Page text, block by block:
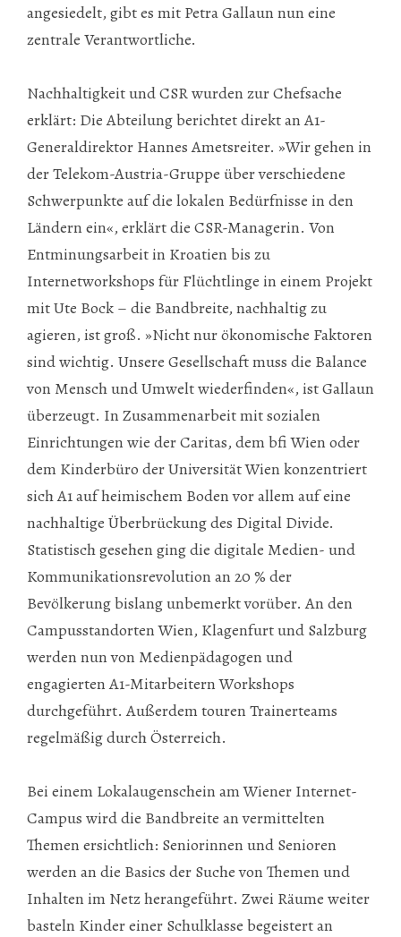
angesiedelt, gibt es mit Petra Gallaun nun eine
zentrale Verantwortliche.
Nachhaltigkeit und CSR wurden zur Chefsache
erklärt: Die Abteilung berichtet direkt an A1-
Generaldirektor Hannes Ametsreiter. »Wir gehen in
der Telekom-Austria-Gruppe über verschiedene
Schwerpunkte auf die lokalen Bedürfnisse in den
Ländern ein«, erklärt die CSR-Managerin. Von
Entminungsarbeit in Kroatien bis zu
Internetworkshops für Flüchtlinge in einem Projekt
mit Ute Bock – die Bandbreite, nachhaltig zu
agieren, ist groß. »Nicht nur ökonomische Faktoren
sind wichtig. Unsere Gesellschaft muss die Balance
von Mensch und Umwelt wiederfinden«, ist Gallaun
überzeugt. In Zusammenarbeit mit sozialen
Einrichtungen wie der Caritas, dem bfi Wien oder
dem Kinderbüro der Universität Wien konzentriert
sich A1 auf heimischem Boden vor allem auf eine
nachhaltige Überbrückung des Digital Divide.
Statistisch gesehen ging die digitale Medien- und
Kommunikationsrevolution an 20 % der
Bevölkerung bislang unbemerkt vorüber. An den
Campusstandorten Wien, Klagenfurt und Salzburg
werden nun von Medienpädagogen und
engagierten A1-Mitarbeitern Workshops
durchgeführt. Außerdem touren Trainerteams
regelmäßig durch Österreich.
Bei einem Lokalaugenschein am Wiener Internet-
Campus wird die Bandbreite an vermittelten
Themen ersichtlich: Seniorinnen und Senioren
werden an die Basics der Suche von Themen und
Inhalten im Netz herangeführt. Zwei Räume weiter
basteln Kinder einer Schulklasse begeistert an